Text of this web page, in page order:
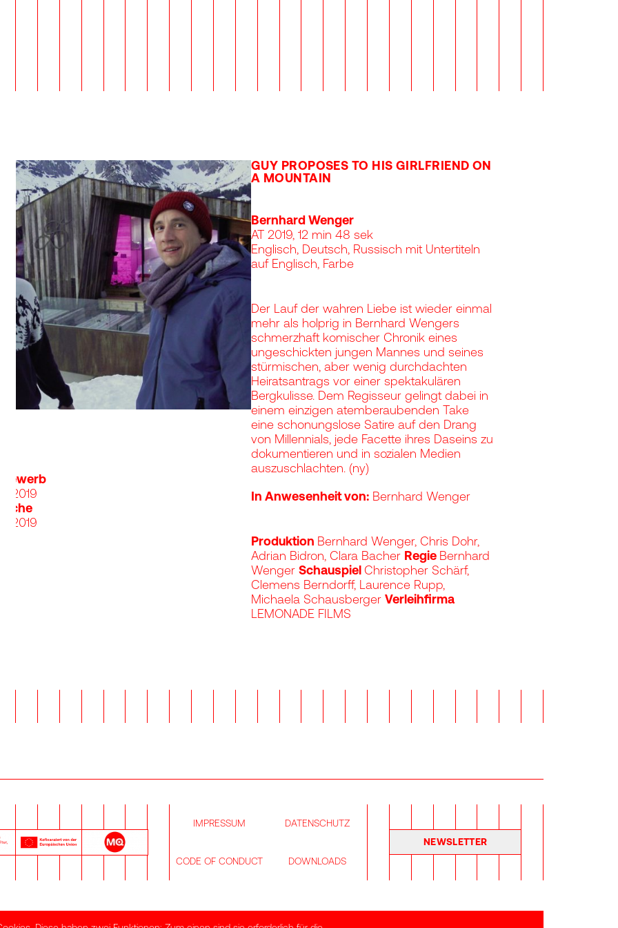
2019
2019
GUY PROPOSES TO HIS GIRLFRIEND ON
A MOUNTAIN
Bernhard Wenger
AT 2019, 12 min 48 sek
Englisch, Deutsch, Russisch mit Untertiteln
auf Englisch, Farbe
Der Lauf der wahren Liebe ist wieder einmal
mehr als holprig in Bernhard Wengers
schmerzhaft komischer Chronik eines
ungeschickten jungen Mannes und seines
stürmischen, aber wenig durchdachten
Heiratsantrags vor einer spektakulären
Bergkulisse. Dem Regisseur gelingt dabei in
einem einzigen atemberaubenden Take
eine schonungslose Satire auf den Drang
von Millennials, jede Facette ihres Daseins zu
dokumentieren und in sozialen Medien
auszuschlachten. (ny)
In Anwesenheit von:Bernhard Wenger
Produktion Bernhard Wenger, Chris Dohr,
Adrian Bidron, Clara Bacher Regie Bernhard
Wenger SchauspielChristopher Schärf,
Clemens Berndorff, Laurence Rupp,
Michaela Schausberger Verleihfirma
LEMONADE FILMS
IMPRESSUM DATENSCHUTZ
CODE OF CONDUCT DOWNLOADS
NEWSLETTER